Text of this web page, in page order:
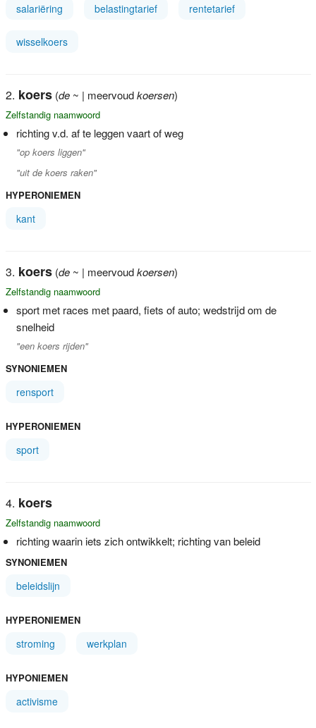
salariëring belastingtarief rentetarief
wisselkoers
koers(de~ | meervoudkoersen)
Zelfstandig naamwoord
richting v.d. af te leggen vaart of weg
"op koers liggen"
"uit de koers raken"
HYPERONIEMEN
kant
koers(de~ | meervoudkoersen)
Zelfstandig naamwoord
sport met races met paard, fiets of auto; wedstrijd om de
snelheid
"een koers rijden"
SYNONIEMEN
rensport
HYPERONIEMEN
sport
koers
Zelfstandig naamwoord
richting waarin iets zich ontwikkelt; richting van beleid
SYNONIEMEN
beleidslijn
HYPERONIEMEN
stroming werkplan
HYPONIEMEN
activisme